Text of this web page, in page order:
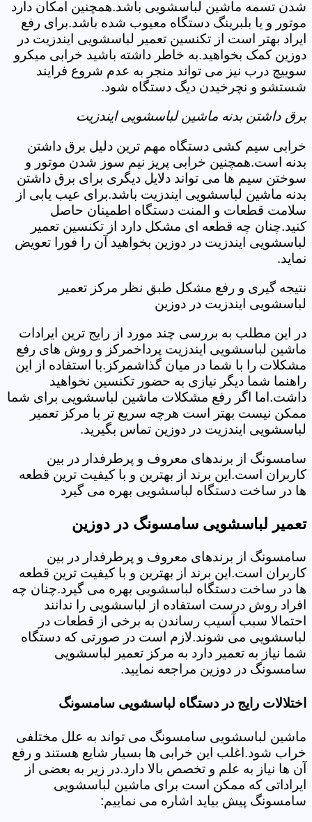
شدن تسمه ماشین لباسشویی باشد.همچنین امکان دارد
موتور و یا بلبرینگ دستگاه معیوب شده باشد.برای رفع
ایراد بهتر است از تکنسین تعمیر لباسشویی ایندزیت در
دوزین کمک بخواهید.به خاطر داشته باشید خرابی میکرو
سوییچ درب نیز می تواند منجر به عدم شروع فرایند
شستشو و نچرخیدن دیگ دستگاه شود.
برق داشتن بدنه ماشین لباسشویی ایندزیت
خرابی سیم کشی دستگاه مهم ترین دلیل برق داشتن
بدنه است.همچنین خرابی پریز نیم سوز شدن موتور و
سوختن سیم ها می تواند دلایل دیگری برای برق داشتن
بدنه ماشین لباسشویی ایندزیت باشد.برای عیب یابی از
سلامت قطعات و المنت دستگاه اطمینان حاصل
کنید.چنان چه قطعه ای مشکل دارد از تکنسین تعمیر
لباسشویی ایندزیت در دوزین بخواهید آن را فورا تعویض
نماید.
نتیجه گیری و رفع مشکل طبق نظر مرکز تعمیر
لباسشویی ایندزیت در دوزین
در این مطلب به بررسی چند مورد از رایج ترین ایرادات
ماشین لباسشویی ایندزیت پرداخمرکز و روش های رفع
مشکلات را با شما در میان گذاشمرکز.با استفاده از این
راهنما شما دیگر نیازی به حضور تکنسین نخواهید
داشت.اما اگر رفع مشکلات ماشین لباسشویی برای شما
ممکن نیست بهتر است هرچه سریع تر با مرکز تعمیر
لباسشویی ایندزیت در دوزین تماس بگیرید.
سامسونگ از برندهای معروف و پرطرفدار در بین
کاربران است.این برند از بهترین و با کیفیت ترین قطعه
ها در ساخت دستگاه لباسشویی بهره می گیرد
تعمیر لباسشویی سامسونگ در دوزین
سامسونگ از برندهای معروف و پرطرفدار در بین
کاربران است.این برند از بهترین و با کیفیت ترین قطعه
ها در ساخت دستگاه لباسشویی بهره می گیرد.چنان چه
افراد روش درست استفاده از لباسشویی را ندانند
احتمالا سبب آسیب رساندن به برخی از قطعات در
لباسشویی می شوند.لازم است در صورتی که دستگاه
شما نیاز به تعمیر دارد به مرکز تعمیر لباسشویی
سامسونگ در دوزین مراجعه نمایید.
اختلالات رایج در دستگاه لباسشویی سامسونگ
ماشین لباسشویی سامسونگ می تواند به علل مختلفی
خراب شود.اغلب این خرابی ها بسیار شایع هستند و رفع
آن ها نیاز به علم و تخصص بالا دارد.در زیر به بعضی از
ایراداتی که ممکن است برای ماشین لباسشویی
سامسونگ پیش بیاید اشاره می نماییم: